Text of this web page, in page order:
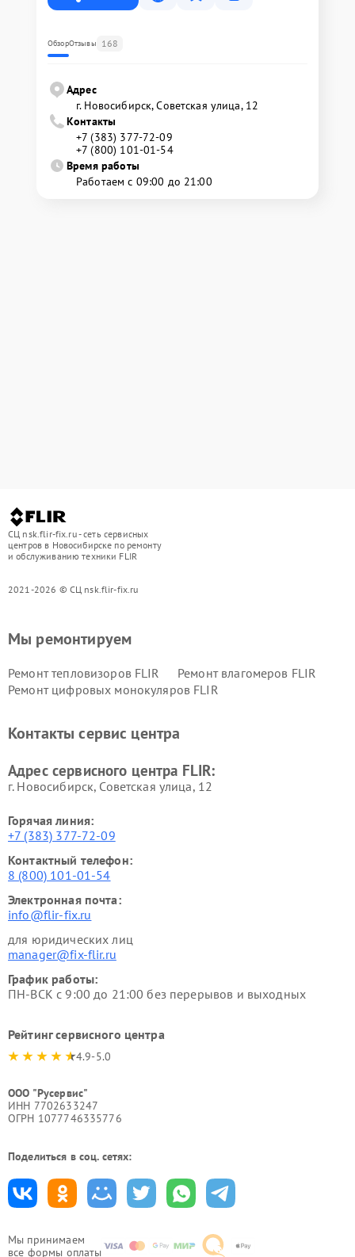
ОбзорОтзывы 168
Адрес
г. Новосибирск, Советская улица, 12
Контакты
+7 (383) 377-72-09
+7 (800) 101-01-54
Время работы
Работаем с 09:00 до 21:00
СЦ nsk.flir-fix.ru - сеть сервисных
центров в Новосибирске по ремонту
и обслуживанию техники FLIR
2021-2026 © СЦ nsk.flir-fix.ru
Мы принимаем
все формы оплаты
Мы ремонтируем
Ремонт тепловизоров FLIR
Ремонт влагомеров FLIR
Ремонт цифровых монокуляров FLIR
Контакты сервис центра
Адрес сервисного центра FLIR:
г. Новосибирск, Советская улица, 12
Горячая линия:
+7 (383) 377-72-09
Контактный телефон:
8 (800) 101-01-54
Электронная почта:
info@flir-fix.ru
для юридических лиц
manager@fix-flir.ru
График работы:
ПН-ВСК с 9:00 до 21:00 без перерывов и выходных
Рейтинг сервисного центра
4.9-5.0
ООО "Русервис"
ИНН 7702633247
ОГРН 1077746335776
Поделиться в соц. сетях: